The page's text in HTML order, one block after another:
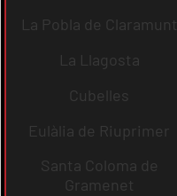
La Pobla de Claramunt
La Llagosta
Cubelles
Eulàlia de Riuprimer
Santa Coloma de
Gramenet